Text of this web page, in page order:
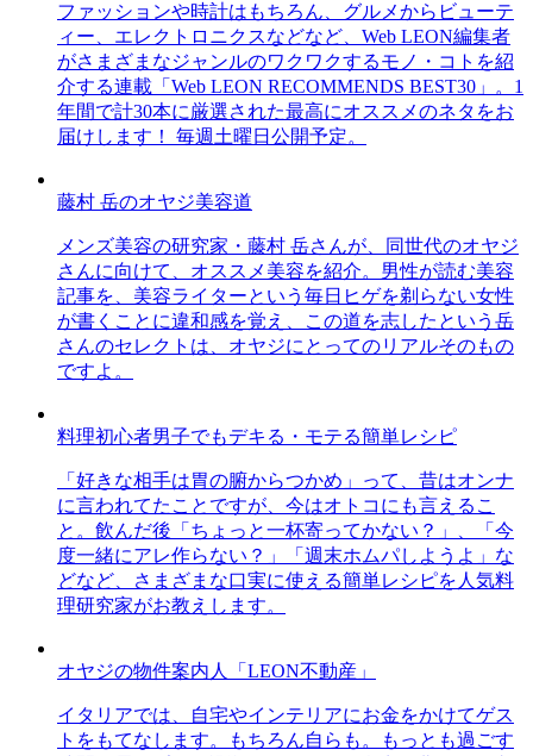
ファッションや時計はもちろん、グルメからビューテ
ィー、エレクトロニクスなどなど、Web LEON編集者
がさまざまなジャンルのワクワクするモノ・コトを紹
介する連載「Web LEON RECOMMENDS BEST30」。1
年間で計30本に厳選された最高にオススメのネタをお
届けします！ 毎週土曜日公開予定。
藤村 岳のオヤジ美容道
メンズ美容の研究家・藤村 岳さんが、同世代のオヤジ
さんに向けて、オススメ美容を紹介。男性が読む美容
記事を、美容ライターという毎日ヒゲを剃らない女性
が書くことに違和感を覚え、この道を志したという岳
さんのセレクトは、オヤジにとってのリアルそのもの
ですよ。
料理初心者男子でもデキる・モテる簡単レシピ
「好きな相手は胃の腑からつかめ」って、昔はオンナ
に言われてたことですが、今はオトコにも言えるこ
と。飲んだ後「ちょっと一杯寄ってかない？」、「今
度一緒にアレ作らない？」「週末ホムパしようよ」な
どなど、さまざまな口実に使える簡単レシピを人気料
理研究家がお教えします。
オヤジの物件案内人「LEON不動産」
イタリアでは、自宅やインテリアにお金をかけてゲス
トをもてなします。もちろん自らも。もっとも過ごす